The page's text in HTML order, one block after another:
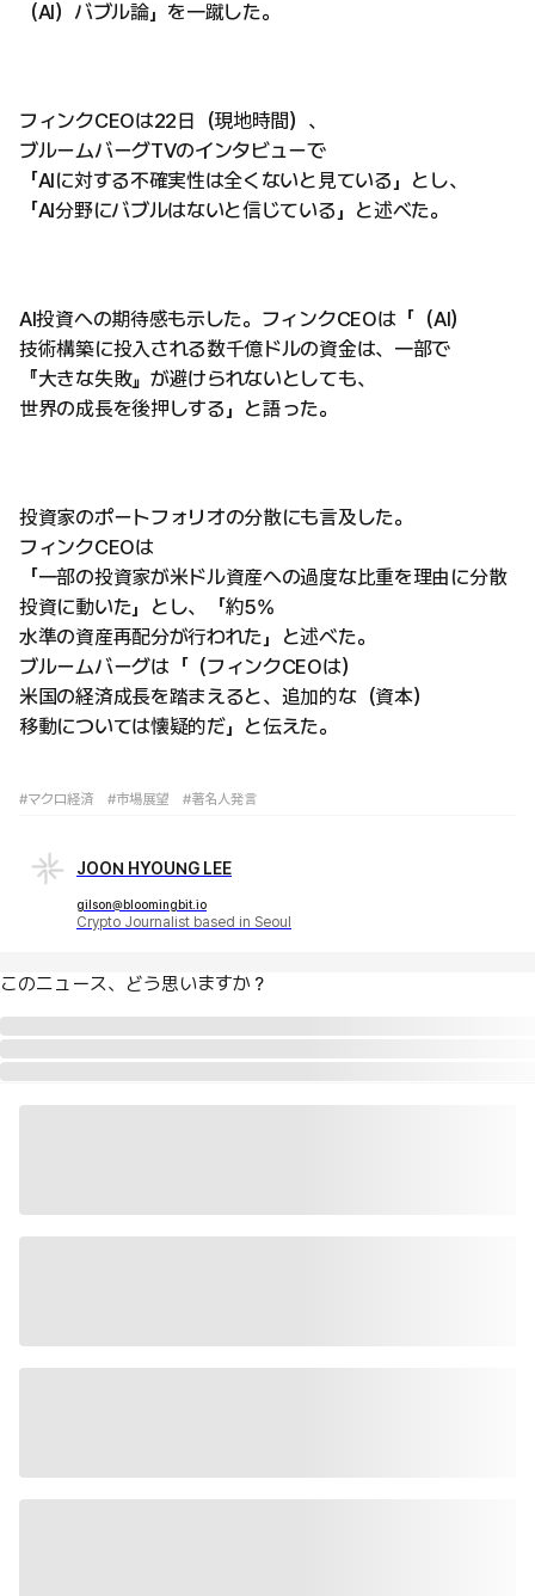
（AI）バブル論」を一蹴した。
フィンクCEOは22日（現地時間）、
ブルームバーグTVのインタビューで
「AIに対する不確実性は全くないと見ている」とし、
「AI分野にバブルはないと信じている」と述べた。
AI投資への期待感も示した。フィンクCEOは「（AI）
技術構築に投入される数千億ドルの資金は、一部で
『大きな失敗』が避けられないとしても、
世界の成長を後押しする」と語った。
投資家のポートフォリオの分散にも言及した。
フィンクCEOは
「一部の投資家が米ドル資産への過度な比重を理由に分散
投資に動いた」とし、「約5%
水準の資産再配分が行われた」と述べた。
ブルームバーグは「（フィンクCEOは）
米国の経済成長を踏まえると、追加的な（資本）
移動については懐疑的だ」と伝えた。
#マクロ経済 #市場展望 #著名人発言
JOON HYOUNG LEE
gilson@bloomingbit.io
Crypto Journalist based in Seoul
このニュース、どう思いますか？